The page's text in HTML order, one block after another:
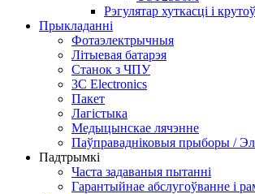
Рэгулятар хуткасці і
Прыкладанні
Фотаэлектрычныя
Літыевая батарэя
Станок з ЧПУ
3C Electronics
Пакет
Лагістыка
Медыцынскае лячэнне
Паўправадніковыя прыборы /
Падтрымкі
Часта задаваныя пытанні
Гарантыйнае абслугоўванне і